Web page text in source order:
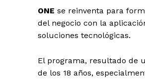
ONE se reinventa para
del negocio con la
soluciones tecnológicas.
El programa, resultado de
de los 18 años,